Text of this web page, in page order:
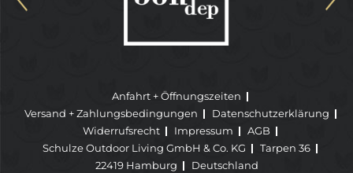
Anfahrt + Öffnungszeiten
Versand + Zahlungsbedingungen
Datenschutzerklärung
Widerrufsrecht
Impressum
AGB
Schulze Outdoor Living GmbH & Co. KG
Tarpen 36
22419 Hamburg
Deutschland